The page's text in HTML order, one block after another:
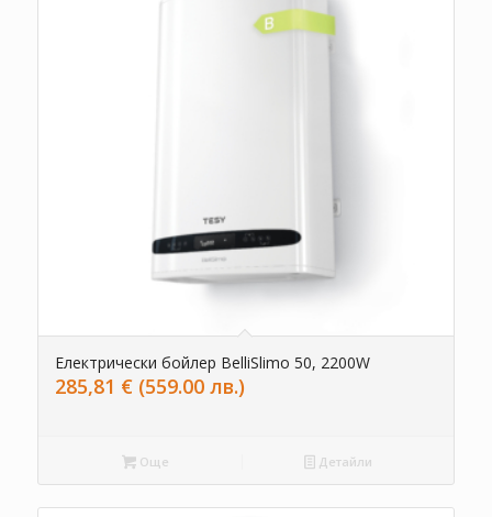
Електрически бойлер BelliSlimo 50, 2200W
285,81 € (559.00 лв.)
Още Детайли